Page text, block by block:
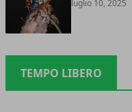
luglio 10, 2025
TEMPO LIBERO